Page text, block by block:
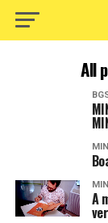
All
A
ver